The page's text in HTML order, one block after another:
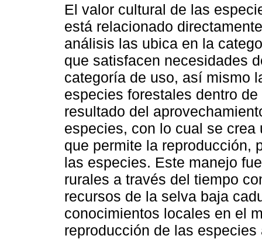
El valor cultural de las
está relacionado
análisis las ubica en la
que satisfacen necesidades
categoría de uso, así mismo
especies forestales dentro
resultado del
especies, con lo cual se
que permite la reproducción,
las especies. Este manejo
rurales a través del tiempo
recursos de la selva baja
conocimientos locales en el
reproducción de las especies